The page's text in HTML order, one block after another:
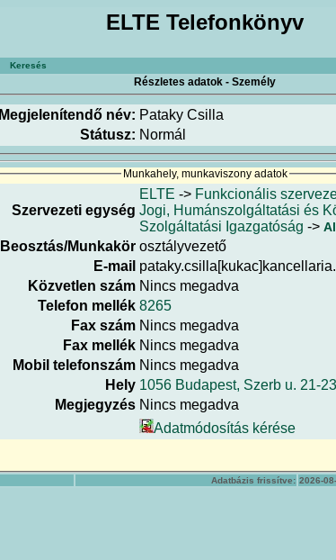
ELTE Telefonkönyv
Keresés
Részletes adatok - Személy
Megjelenítendő név: Pataky Csilla
Státusz: Normál
Munkahely, munkaviszony adatok
Szervezeti egység
ELTE -> Funkcionális
Jogi, Humánszolgáltatási és
Szolgáltatási Igazgatóság ->
Beosztás/Munkakör osztályvezető
E-mail
Közvetlen szám Nincs megadva
Telefon mellék 8265
Fax szám Nincs megadva
Fax mellék Nincs megadva
Mobil telefonszám Nincs megadva
Hely 1056 Budapest, Szerb u. 21-
Megjegyzés Nincs megadva
Adatmódosítás kérése
Adatbázis frissítve: 2026-